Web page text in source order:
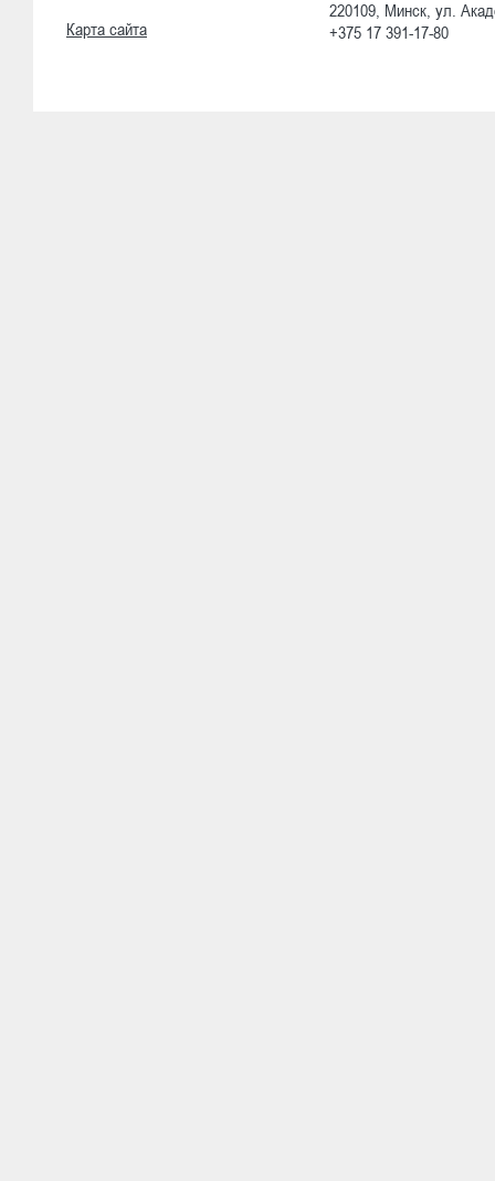
Карта сайта
220109, Минск, ул.
+375 17 391-17-80